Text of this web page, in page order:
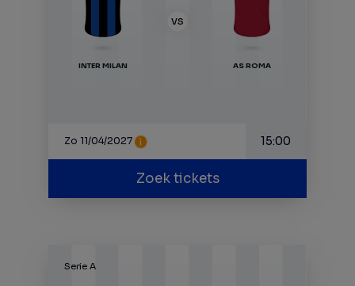
INTER MILAN AS ROMA
VS
Zo 11/04/2027 15:00
Zoek tickets
Serie A